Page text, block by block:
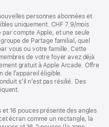
personnes abonnées et
uniquement. CHF 7.9/mois
par compte Apple, et une seule
de Partage familial, quel
vous ou votre famille. Cette
de votre foyer avez déjà
gratuit à Apple Arcade. Offre
de l’appareil éligible.
s’il n’est pas résilié. Des
et 16 pouces présente des angles
écran comme un rectangle, la